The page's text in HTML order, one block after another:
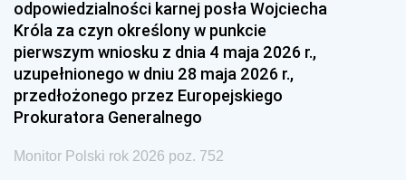
odpowiedzialności karnej posła Wojciecha
Króla za czyn określony w punkcie
pierwszym wniosku z dnia 4 maja 2026 r.,
uzupełnionego w dniu 28 maja 2026 r.,
przedłożonego przez Europejskiego
Prokuratora Generalnego
Monitor Polski rok 2026 poz. 752